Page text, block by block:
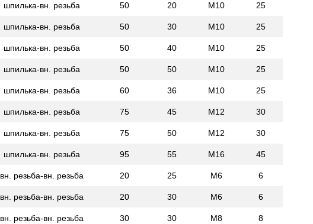
шпилька-вн. резьба 50 20 M10 25
шпилька-вн. резьба 50 30 M10 25
шпилька-вн. резьба 50 40 M10 25
шпилька-вн. резьба 50 50 M10 25
шпилька-вн. резьба 60 36 M10 25
шпилька-вн. резьба 75 45 M12 30
шпилька-вн. резьба 75 50 M12 30
шпилька-вн. резьба 95 55 M16 45
вн. резьба-вн. резьба 20 25 M6 6
вн. резьба-вн. резьба 20 30 M6 6
вн. резьба-вн. резьба 30 30 M8 8